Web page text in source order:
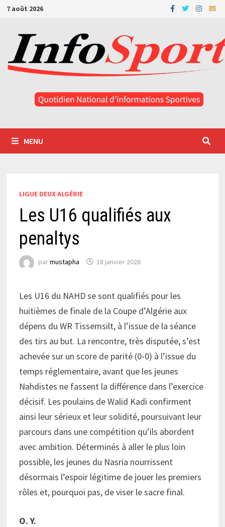
Passer
contenu
7 août 2026
MENU
LIGUE DEUX ALGÉRIE
Les U16 qualifiés aux
penaltys
parmustapha 18 janvier 2026
Les U16 du NAHD se sont qualifiés pour les
huitièmes de finale de la Coupe d’Algérie aux
dépens du WR Tissemsilt, à l’issue de la séance
des tirs au but. La rencontre, très disputée, s’est
achevée sur un score de parité (0-0) à l’issue du
temps réglementaire, avant que les jeunes
Nahdistes ne fassent la différence dans l’exercice
décisif. Les poulains de Walid Kadi confirment
ainsi leur sérieux et leur solidité, poursuivant leur
parcours dans une compétition qu’ils abordent
avec ambition. Déterminés à aller le plus loin
possible, les jeunes du Nasria nourrissent
désormais l’espoir légitime de jouer les premiers
rôles et, pourquoi pas, de viser le sacre final.
O. Y.